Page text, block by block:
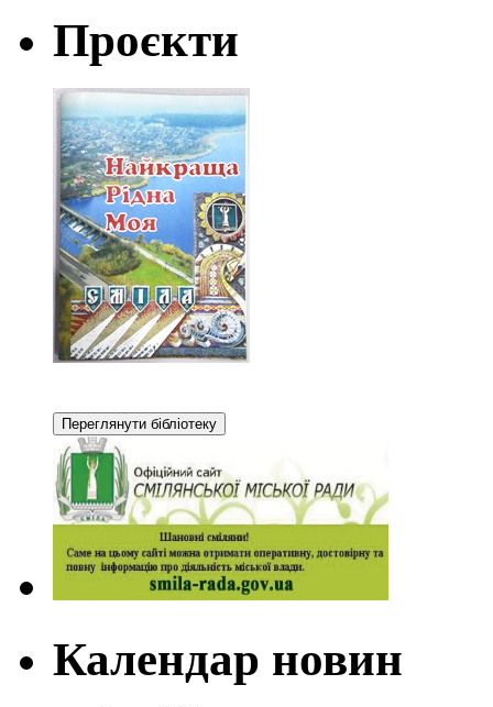
Проєкти
Календар новин